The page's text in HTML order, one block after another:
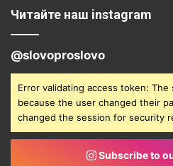
Читайте наш instagram
@slovoproslovo
Error validating access token:
because the user changed their
changed the session for security
Subscribe to